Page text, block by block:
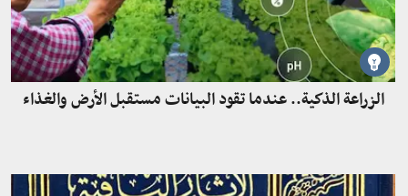
الزراعة الذكية.. عندما تقود البيانات مستقبل الأرض والغذاء